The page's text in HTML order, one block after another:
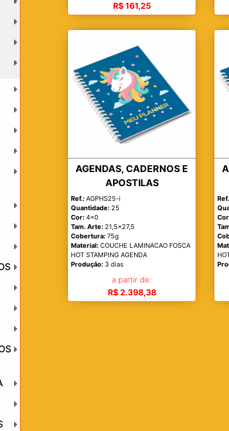
R$ 161,25
AGENDAS, CADERNOS E
APOSTILAS
Ref.: AGPHS25-i
Quantidade: 25
Cor: 4x0
Tam. Arte: 21,5x27,5
Cobertura: 75g
Material: COUCHE LAMINACAO FOSCA
HOT STAMPING AGENDA
Produção: 3 dias
a partir de:
R$ 2.398,38